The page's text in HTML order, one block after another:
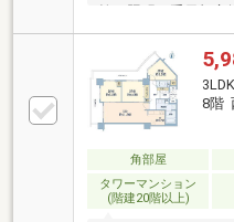
栓、照明、手元灯交
交換■全室建具交換
（ラインライト）■
全室クロス、フロ
物件の特徴■内廊下■
通し良好■南東向き
乾燥機「カワック24
8階
角部屋
タワーマンション
(階建20階以上)